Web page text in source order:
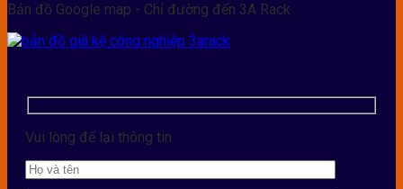
Bản đồ Google map - Chỉ đường đến 3A Rack
Vui lòng để lại thông tin